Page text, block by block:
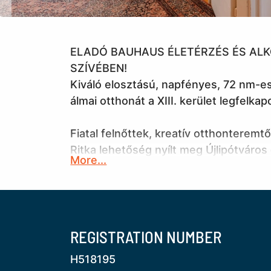
ELADÓ BAUHAUS ÉLETÉRZÉS ÉS
SZÍVÉBEN!
Kiváló elosztású, napfényes, 72 nm-
álmai otthonát a XIII. kerület
Fiatal felnőttek, kreatív
Ritka lehetőség nyílt meg
rendezett társasházában. Ez a 4.
Az ingatlan felújítandó állapotú, ami
szabadsággal: itt nem a más ízlését
valósíthatja meg a falak mozgatásától
More...
REGISTRATION NUMBER
H518195